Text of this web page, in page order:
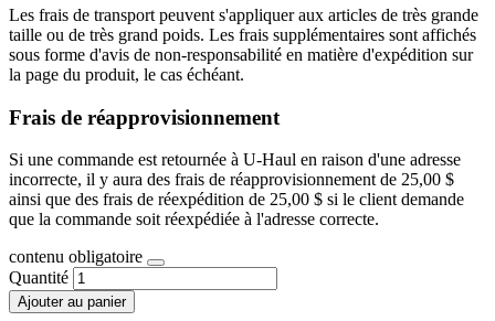
Les frais de transport peuvent s'appliquer aux articles de très grande
taille ou de très grand poids. Les frais supplémentaires sont affichés
sous forme d'avis de non-responsabilité en matière d'expédition sur
la page du produit, le cas échéant.
Frais de réapprovisionnement
Si une commande est retournée à U-Haul en raison d'une adresse
incorrecte, il y aura des frais de réapprovisionnement de 25,00 $
ainsi que des frais de réexpédition de 25,00 $ si le client demande
que la commande soit réexpédiée à l'adresse correcte.
contenu obligatoire
Quantité
Ajouter au panier